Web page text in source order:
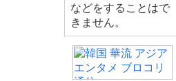
などをすることはで
きません。